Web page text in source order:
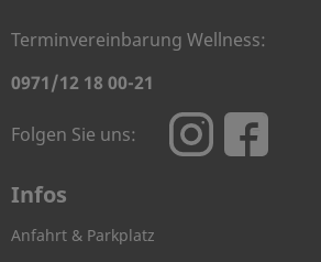
Terminvereinbarung Wellness:
0971/12 18 00-21
Folgen Sie uns:
Infos
Anfahrt & Parkplatz